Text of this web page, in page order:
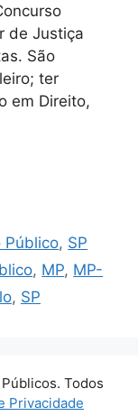
de Justiça
São
ter
em Direito,
Público, SP
, MP, MP-
, SP
Todos
Privacidade